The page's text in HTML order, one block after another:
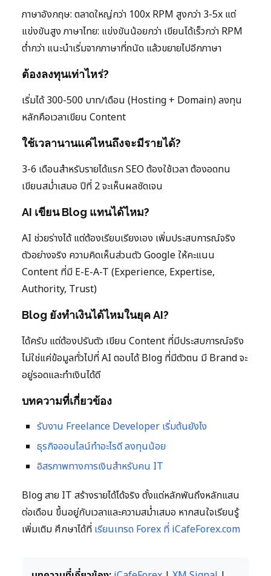
ภาษาอังกฤษ: ตลาดใหญ่กว่า 100x RPM สูงกว่า 3-5x แต่
แข่งขันสูง ภาษาไทย: แข่งขันน้อยกว่า เขียนได้เร็วกว่า RPM
ต่ำกว่า แนะนำเริ่มจากภาษาที่ถนัด แล้วขยายไปอีกภาษา
ต้องลงทุนเท่าไหร่?
เริ่มได้ 300-500 บาท/เดือน (Hosting + Domain) ลงทุน
หลักคือเวลาเขียน Content
ใช้เวลานานแค่ไหนถึงจะมีรายได้?
3-6 เดือนสำหรับรายได้แรก SEO ต้องใช้เวลา ต้องอดทน
เขียนสม่ำเสมอ ปีที่ 2 จะเห็นผลชัดเจน
AI เขียน Blog แทนได้ไหม?
AI ช่วยร่างได้ แต่ต้องเรียบเรียงเอง เพิ่มประสบการณ์จริง
ตัวอย่างจริง ความคิดเห็นส่วนตัว Google ให้คะแนน
Content ที่มี E-E-A-T (Experience, Expertise,
Authority, Trust)
Blog ยังทำเงินได้ไหมในยุค AI?
ได้ครับ แต่ต้องปรับตัว เขียน Content ที่มีประสบการณ์จริง
ไม่ใช่แค่ข้อมูลทั่วไปที่ AI ตอบได้ Blog ที่มีตัวตน มี Brand จะ
อยู่รอดและทำเงินได้ดี
บทความที่เกี่ยวข้อง
รับงาน Freelance Developer เริ่มต้นยังไง
ธุรกิจออนไลน์ทำอะไรดี ลงทุนน้อย
อิสรภาพทางการเงินสำหรับคน IT
Blog สาย IT สร้างรายได้ได้จริง ตั้งแต่หลักพันถึงหลักแสน
ต่อเดือน ขึ้นอยู่กับเวลาและความสม่ำเสมอ หากสนใจเรียนรู้
เพิ่มเติม ศึกษาได้ที่ เรียนเทรด Forex ที่ iCafeForex.com